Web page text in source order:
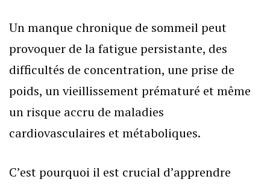
Un manque chronique de sommeil peut
provoquer de la fatigue persistante, des
difficultés de concentration, une prise de
poids, un vieillissement prématuré et même
un risque accru de maladies
cardiovasculaires et métaboliques.
C’est pourquoi il est crucial d’apprendre